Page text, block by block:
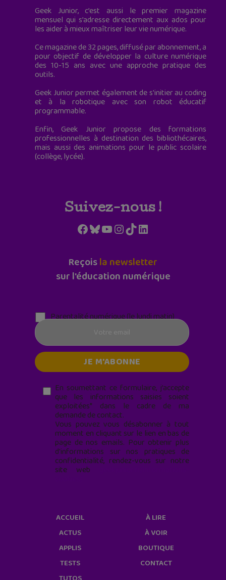
Geek Junior, c’est aussi le premier magazine
mensuel qui s’adresse directement aux ados pour
les aider à mieux maîtriser leur vie numérique.
Ce magazine de 32 pages, diffusé par abonnement, a
pour objectif de développer la culture numérique
des 10-15 ans avec une approche pratique des
outils.
Geek Junior permet également de s'initier au coding
et à la robotique avec son robot éducatif
programmable.
Enfin, Geek Junior propose des formations
professionnelles à destination des bibliothécaires,
mais aussi des animations pour le public scolaire
(collège, lycée).
Suivez-nous !
Facebook
Bluesky
YouTube
Instagram
TikTokLinkedIn
Reçoisla newsletter
sur l'éducation numérique
Parentalité numérique (le lundi matin)
En soumettant ce formulaire, j’accepte
que les informations saisies soient
exploitées* dans le cadre de ma
demande de contact.
Vous pouvez vous désabonner à tout
moment en cliquant sur le lien en bas de
page de nos emails. Pour obtenir plus
d'informations sur nos pratiques de
confidentialité, rendez-vous sur notre
site web
ACCUEIL
ACTUS
APPLIS
TESTS
À LIRE
À VOIR
BOUTIQUE
CONTACT